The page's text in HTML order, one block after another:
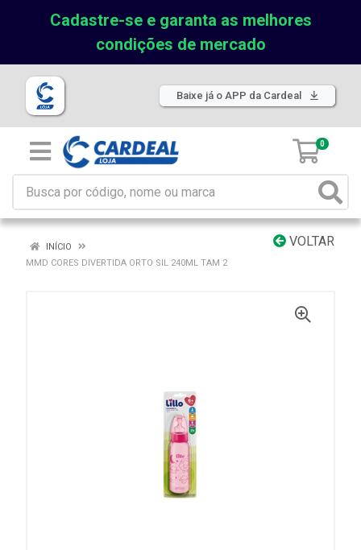
Cadastre-se e garanta as melhores
condições de mercado
Baixe já o APP da Cardeal
0
VOLTAR
INÍCIO
MMD CORES DIVERTIDA ORTO SIL 240ML TAM 2